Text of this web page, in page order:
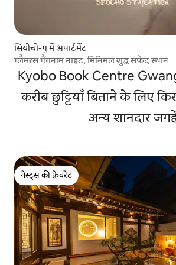
सियोचो-गु में अपार्टमेंट
ग्लैमरस गैंगनाम नाइट, मिनिमल शुद्ध सफ़ेद स्थान
Kyobo Book Centre
करीब छुट्टियाँ बिताने के लिए
अन्य शानदार
गेस्ट्स की फ़ेवरेट
गेस्ट्स की फ़ेवरेट